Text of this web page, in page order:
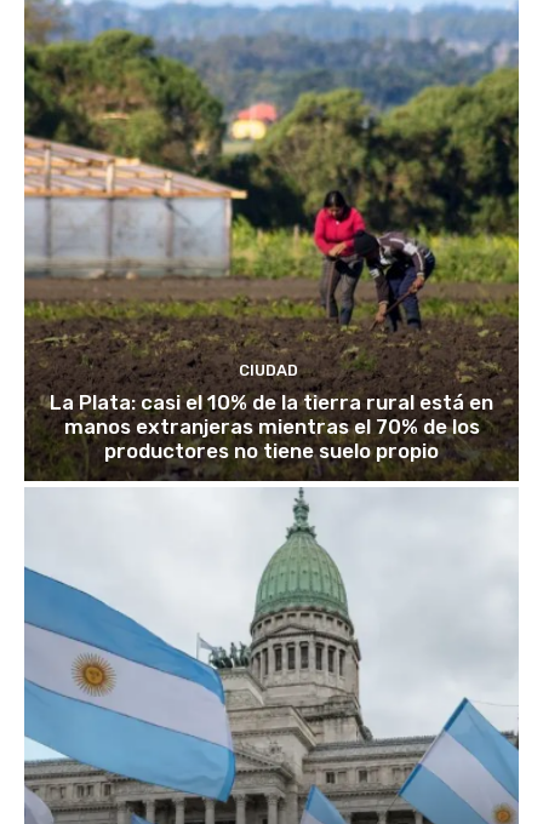
CIUDAD
La Plata: casi el 10% de la tierra rural está en
manos extranjeras mientras el 70% de los
productores no tiene suelo propio